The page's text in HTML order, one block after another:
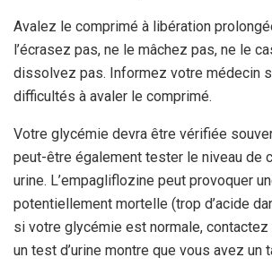
Avalez le comprimé à libération
l’écrasez pas, ne le mâchez pas, ne le
dissolvez pas. Informez votre médecin
difficultés à avaler le comprimé.
Votre glycémie devra être vérifiée
peut-être également tester le niveau de
urine. L’empagliflozine peut provoquer
potentiellement mortelle (trop d’acide
si votre glycémie est normale,
un test d’urine montre que vous avez un